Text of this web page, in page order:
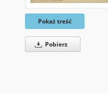
Pokaż treść
Pobierz